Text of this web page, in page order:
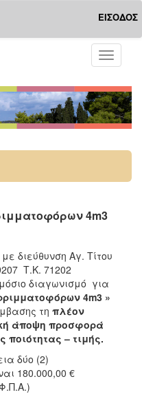
ΕΙΣΟΔΟΣ
Toggle
4m3
διεύθυνση Αγ. Τίτου
Τ.Κ. 71202
διαγωνισμό για
4m3 »
τη πλέον
άποψη προσφορά
ποιότητας – τιμής.
δύο (2)
180.000,00 €